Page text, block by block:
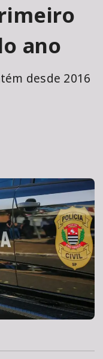
ano
desde 2016